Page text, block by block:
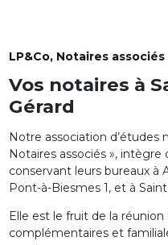
LP&Co, Notaires associés
Vos notaires à
Gérard
Notre association d’études
Notaires associés »,
conservant leurs bureaux à
Pont-à-Biesmes 1, et à
Elle est le fruit de la
complémentaires et